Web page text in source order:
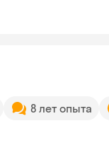
8 лет опыта